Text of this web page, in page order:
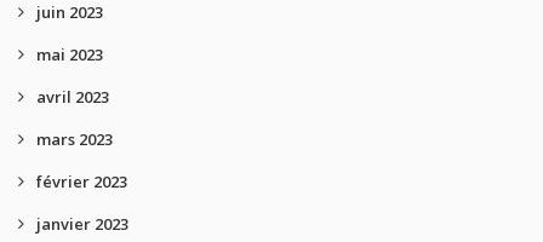
juin 2023
mai 2023
avril 2023
mars 2023
février 2023
janvier 2023